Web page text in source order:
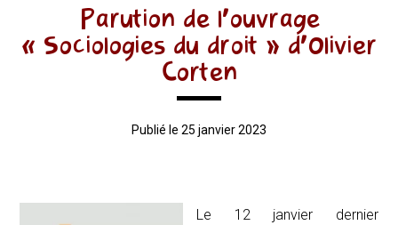
Parution de l’ouvrage
« Sociologies du droit » d’Olivier
Corten
Publié le 25 janvier 2023
Le 12 janvier dernier